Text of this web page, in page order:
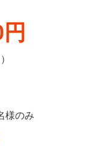
様のみ